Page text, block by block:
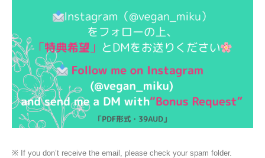
※ If you don’t receive the email, please check your spam folder.